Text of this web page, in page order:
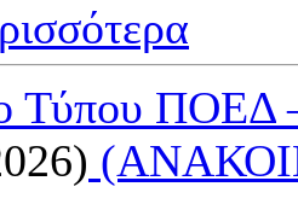
Τύπου ΠΟΕΔ